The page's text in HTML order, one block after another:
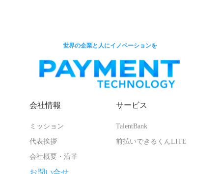
世界の企業と人にイノベーションを
会社情報
ミッション
代表挨拶
会社概要・沿革
サービス
TalentBank
前払いできるくんLITE
お問い合せ